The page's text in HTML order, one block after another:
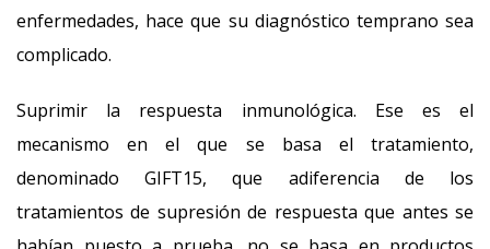
enfermedades, hace que su diagnóstico temprano sea
complicado.
Suprimir la respuesta inmunológica. Ese es el
mecanismo en el que se basa el tratamiento,
denominado GIFT15, que adiferencia de los
tratamientos de supresión de respuesta que antes se